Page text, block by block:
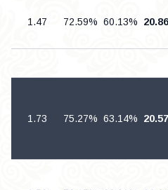
60.13%
72.59%
1.47
63.14%
75.27%
1.73